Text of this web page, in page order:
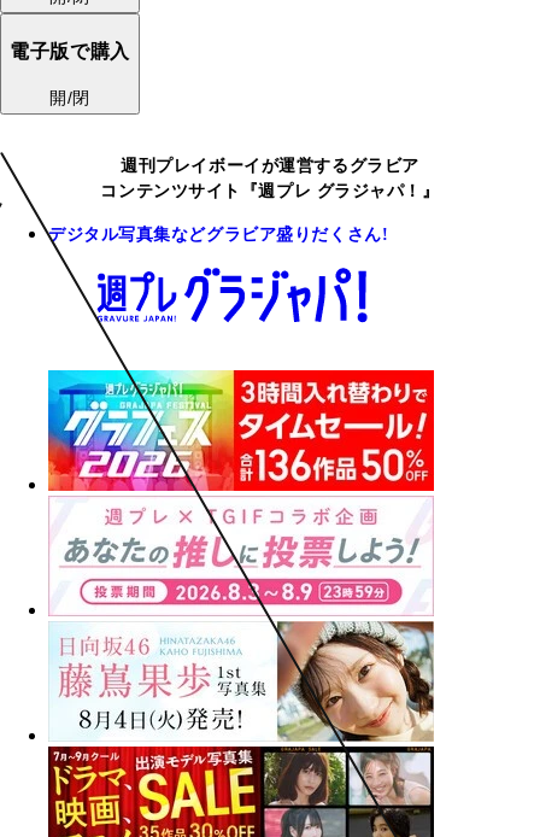
電子版で購入
開/閉
週刊プレイボーイが運営するグラビア
コンテンツサイト『週プレ グラジャパ！』
デジタル写真集などグラビア盛りだくさん!